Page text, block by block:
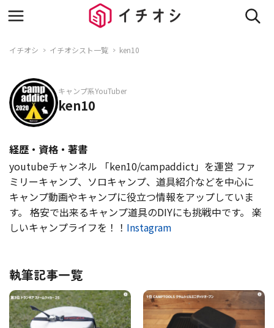
イチオシ イチオシスト一覧 ken10
キャンプ系YouTuber
ken10
経歴・資格・著書
youtubeチャンネル 「ken10/campaddict」を運営 ファ
ミリーキャンプ、ソロキャンプ、道具紹介などを中心に
キャンプ動画やキャンプに役立つ情報をアップしていま
す。 格安で出来るキャンプ道具のDIYにも挑戦中です。 楽
しいキャンプライフを！！ Instagram
執筆記事一覧